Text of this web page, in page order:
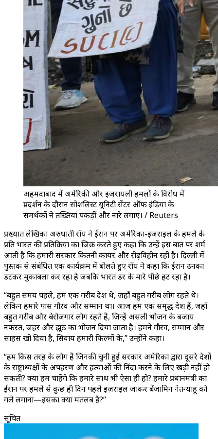
अहमदाबाद में अमेरिकी और इजरायली हमलों के विरोध में
प्रदर्शन के दौरान सोशलिस्ट यूनिटी सेंटर ऑफ इंडिया के
समर्थकों ने तख्तियां पकड़ीं और नारे लगाए। / Reuters
प्रख्यात लेखिका अरुधाती रॉय ने ईरान पर अमेरिका-इजराइल के हमले के
प्रति भारत की प्रतिक्रिया का जिक्र करते हुए कहा कि उन्हें इस बात पर शर्म
आती है कि हमारी सरकार कितनी कायर और रीढ़विहीन रही है। दिल्ली में
पुस्तक से संबंधित एक कार्यक्रम में बोलते हुए रॉय ने कहा कि ईरान उनका
डटकर मुकाबला कर रहा है जबकि भारत डर के मारे पीछे हट रहा है।
“बहुत समय पहले, हम एक गरीब देश थे, जहाँ बहुत गरीब लोग रहते थे।
लेकिन हमारे पास गौरव और सम्मान था। आज हम एक समृद्ध देश हैं, जहाँ
बहुत गरीब और बेरोजगार लोग रहते हैं, जिन्हें असली भोजन के बजाय
नफरत, जहर और झूठ का भोजन दिया जाता है। हमने गौरव, सम्मान और
साहस खो दिया है, सिवाय हमारी फिल्मों के,” उन्होंने कहा।
“हम किस तरह के लोग हैं जिनकी चुनी हुई सरकार अमेरिका द्वारा दूसरे देशों
के राष्ट्राध्यक्षों के अपहरण और हत्याओं की निंदा करने के लिए खड़ी नहीं हो
सकती? क्या हम चाहेंगे कि हमारे साथ भी ऐसा ही हो? हमारे प्रधानमंत्री का
ईरान पर हमले से कुछ ही दिन पहले इज़राइल जाकर बेंजामिन नेतन्याहू को
गले लगाना—इसका क्या मतलब है?”
सूचित